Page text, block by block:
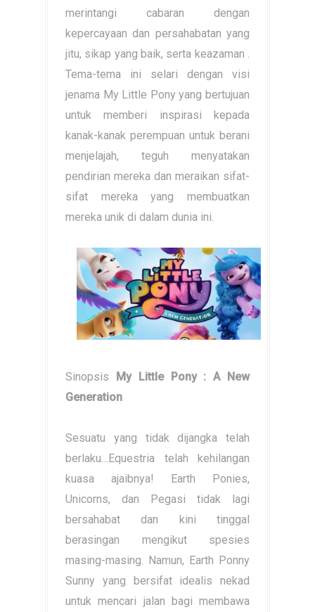
merintangi cabaran dengan
kepercayaan dan persahabatan yang
jitu, sikap yang baik, serta keazaman .
Tema-tema ini selari dengan visi
jenama My Little Pony yang bertujuan
untuk memberi inspirasi kepada
kanak-kanak perempuan untuk berani
menjelajah, teguh menyatakan
pendirian mereka dan meraikan sifat-
sifat mereka yang membuatkan
mereka unik di dalam dunia ini.
Sinopsis
My Little Pony : A New
Generation
Sesuatu yang tidak dijangka telah
berlaku…Equestria telah kehilangan
kuasa ajaibnya! Earth Ponies,
Unicorns, dan Pegasi tidak lagi
bersahabat dan kini tinggal
berasingan mengikut spesies
masing-masing. Namun, Earth Ponny
Sunny yang bersifat idealis nekad
untuk mencari jalan bagi membawa